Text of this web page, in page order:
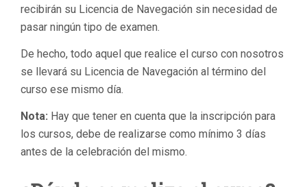
recibirán su Licencia de Navegación sin necesidad de
pasar ningún tipo de examen.
De hecho, todo aquel que realice el curso con nosotros
se llevará su Licencia de Navegación al término del
curso ese mismo día.
Nota: Hay que tener en cuenta que la inscripción para
los cursos, debe de realizarse como mínimo 3 días
antes de la celebración del mismo.